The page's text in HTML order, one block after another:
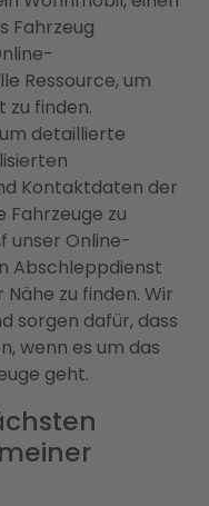
Fahrzeug
Ressource, um
finden.
detaillierte
Kontaktdaten der
zu
unser Online-
Abschleppdienst
zu finden. Wir
sorgen dafür, dass
wenn es um das
geht.